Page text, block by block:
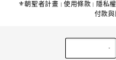
⚜️朝聖者計畫 | 使用條款 | 隱私
付款